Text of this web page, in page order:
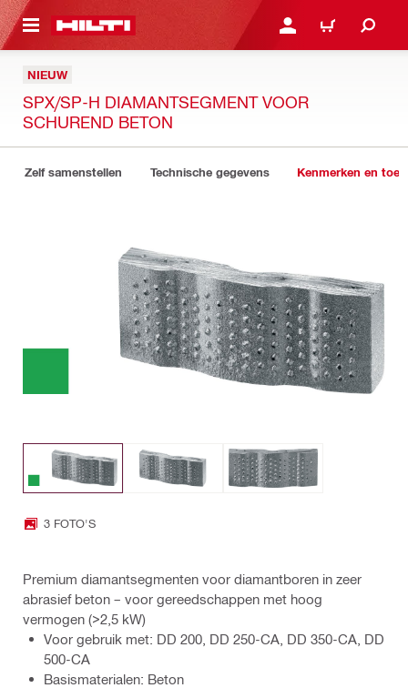
HOOFDINHOUD LOG IN OF REGISTREER
WINKELWAGEN
NIEUW
SPX/SP-H DIAMANTSEGMENT VOOR
SCHUREND BETON
Zelf samenstellen Technische gegevens Kenmerken en
3 FOTO'S
Premium diamantsegmenten voor diamantboren in zeer
abrasief beton – voor gereedschappen met hoog
vermogen (>2,5 kW)
Voor gebruik met: DD 200, DD 250-CA, DD 350-CA, DD
500-CA
Basismaterialen: Beton